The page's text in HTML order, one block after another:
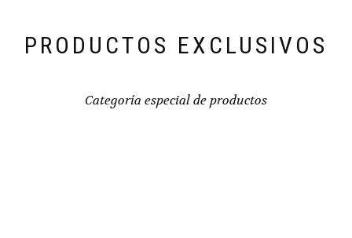
PRODUCTOS EXCLUSIVOS
Categoría especial de productos